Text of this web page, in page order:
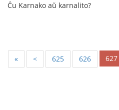
Ĉu Karnako aŭ karnalito?
« < 625 626 627